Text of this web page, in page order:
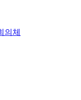
의체